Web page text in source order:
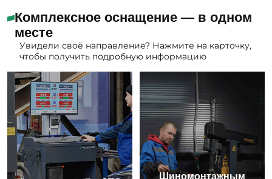
Комплексное оснащение — в одном
месте
Увидели своё направление? Нажмите на карточку,
чтобы получить подробную информацию
Шиномонтажным